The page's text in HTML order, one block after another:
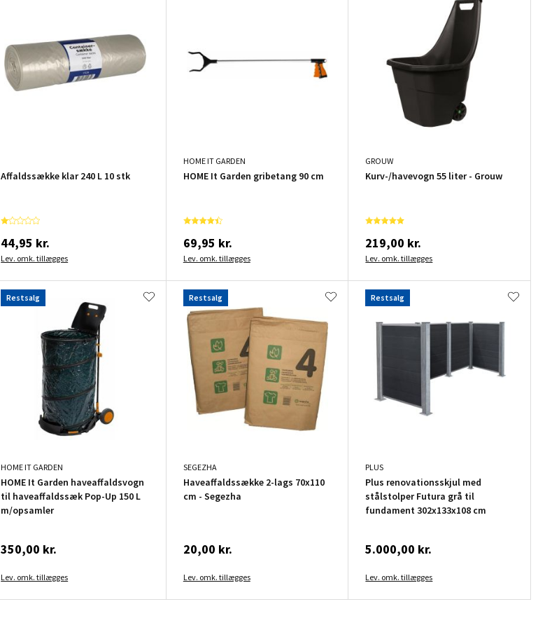
Affaldssække klar 240 L 10 stk
44,95 kr.
Lev. omk. tillægges
HOME IT GARDEN
HOME It Garden gribetang 90 cm
69,95 kr.
Lev. omk. tillægges
GROUW
Kurv-/havevogn 55 liter - Grouw
219,00 kr.
Lev. omk. tillægges
Restsalg
HOME IT GARDEN
HOME It Garden haveaffaldsvogn
til haveaffaldssæk Pop-Up 150 L
m/opsamler
350,00 kr.
Lev. omk. tillægges
Restsalg
SEGEZHA
Haveaffaldssække 2-lags 70x110
cm - Segezha
20,00 kr.
Lev. omk. tillægges
Restsalg
PLUS
Plus renovationsskjul med
stålstolper Futura grå til
fundament 302x133x108 cm
5.000,00 kr.
Lev. omk. tillægges